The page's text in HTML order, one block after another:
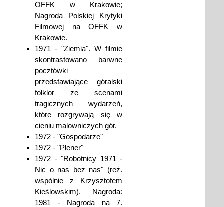
OFFK w Krakowie;
Nagroda Polskiej Krytyki
Filmowej na OFFK w
Krakowie.
1971 - "Ziemia". W filmie
skontrastowano barwne
pocztówki
przedstawiające góralski
folklor ze scenami
tragicznych wydarzeń,
które rozgrywają się w
cieniu malowniczych gór.
1972 - "Gospodarze"
1972 - "Plener"
1972 - "Robotnicy 1971 -
Nic o nas bez nas" (reż.
wspólnie z Krzysztofem
Kieślowskim). Nagroda:
1981 - Nagroda na 7.